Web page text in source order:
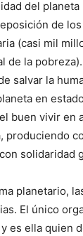
del planeta
de
(casi mil
de la
salvar la
en
buen vivir en
produciendo
solidaridad
planetario,
El único
es ella quien